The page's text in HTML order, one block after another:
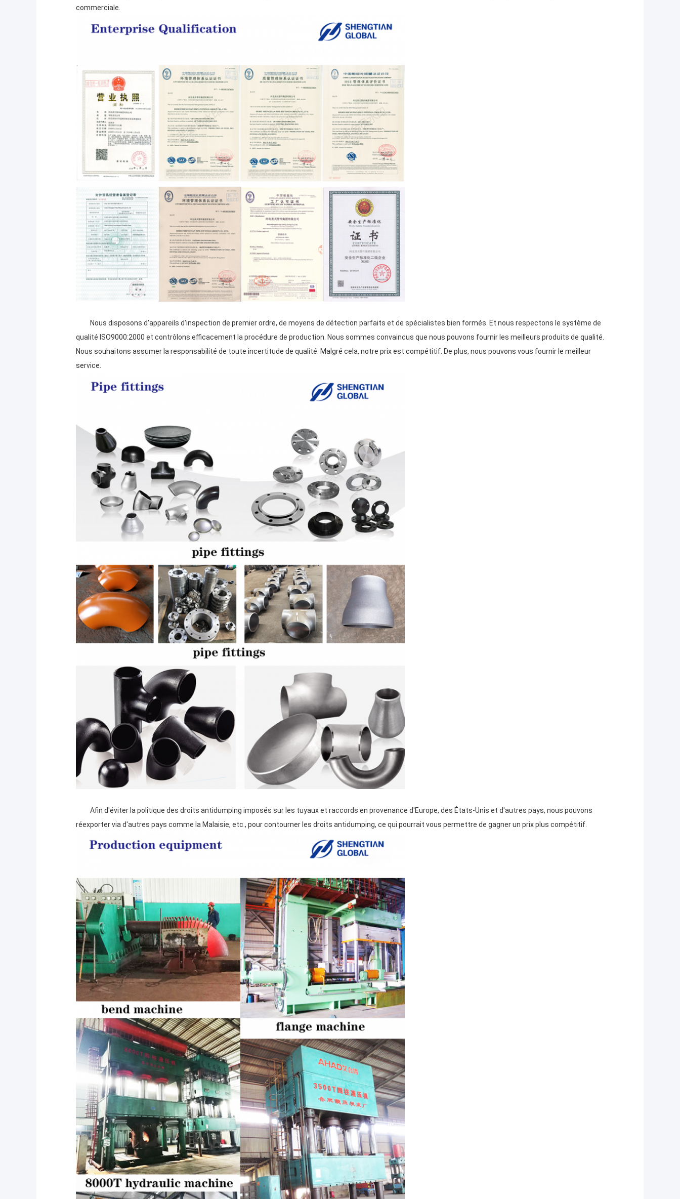
commerciale.
Nous disposons d'appareils d'inspection de premier ordre, de moyens de détection parfaits et de spécialistes bien formés. Et nous respectons le système de
qualité ISO9000:2000 et contrôlons efficacement la procédure de production. Nous sommes convaincus que nous pouvons fournir les meilleurs produits de qualité.
Nous souhaitons assumer la responsabilité de toute incertitude de qualité. Malgré cela, notre prix est compétitif. De plus, nous pouvons vous fournir le meilleur
service.
Afin d'éviter la politique des droits antidumping imposés sur les tuyaux et raccords en provenance d'Europe, des États-Unis et d'autres pays, nous pouvons
réexporter via d'autres pays comme la Malaisie, etc., pour contourner les droits antidumping, ce qui pourrait vous permettre de gagner un prix plus compétitif.